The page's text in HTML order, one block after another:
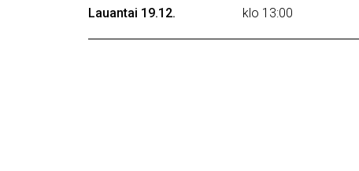
Lauantai 19.12. klo 13:00